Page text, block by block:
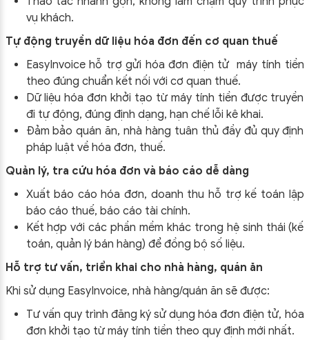
vụ khách.
Tự động truyền dữ liệu hóa đơn đến cơ quan thuế
EasyInvoice hỗ trợgửi hóa đơn điện tử máy tính tiền
theo đúng chuẩn kết nối với cơ quan thuế.
Dữ liệu hóa đơn khởi tạo từ máy tính tiền được truyền
đi tự động, đúng định dạng, hạn chế lỗi kê khai.
Đảm bảo quán ăn, nhà hàng tuân thủ đầy đủ quy định
pháp luật về hóa đơn, thuế.
Quản lý, tra cứu hóa đơn và báo cáo dễ dàng
Xuất báo cáo hóa đơn, doanh thu hỗ trợkế toán lập
báo cáo thuế, báo cáo tài chính.
Kết hợp với các phần mềm khác trong hệ sinh thái (kế
toán, quản lý bán hàng) để đồng bộ số liệu.
Hỗ trợ tư vấn, triển khai cho nhà hàng, quán ăn
Khi sử dụng EasyInvoice, nhà hàng/quán ăn sẽ được:
Tư vấn quy trình đăng ký sử dụng hóa đơn điện tử, hóa
đơn khởi tạo từ máy tính tiền theo quy định mới nhất.